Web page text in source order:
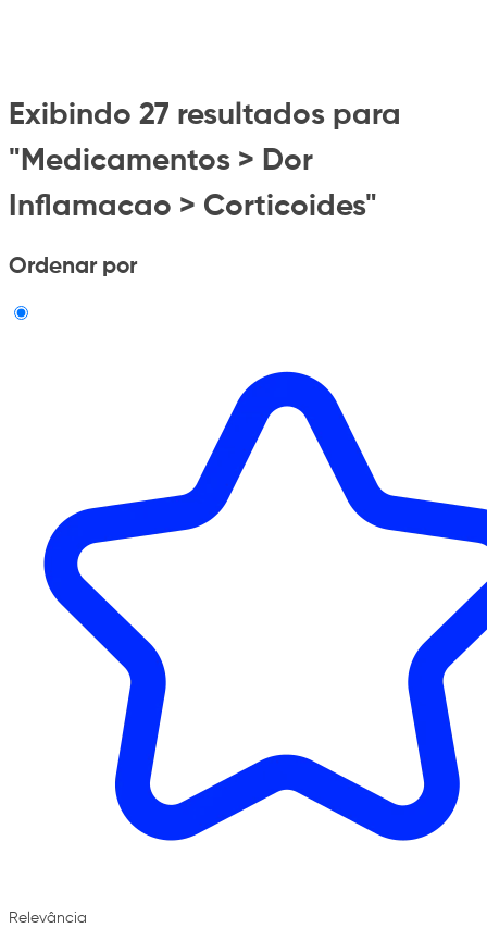
Exibindo 27 resultados para
"Medicamentos > Dor
Inflamacao > Corticoides"
Ordenar por
Relevância